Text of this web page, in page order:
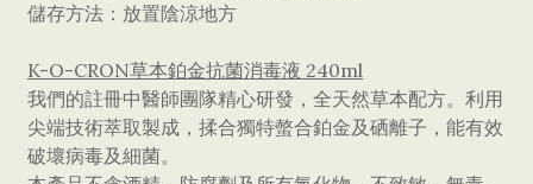
儲存方法：放置陰涼地方
K-O-CRON草本鉑金抗菌消毒液 240ml
我們的註冊中醫師團隊精心研發，全天然草本配方。利用
尖端技術萃取製成，揉合獨特螫合鉑金及硒離子，能有效
破壞病毒及細菌。